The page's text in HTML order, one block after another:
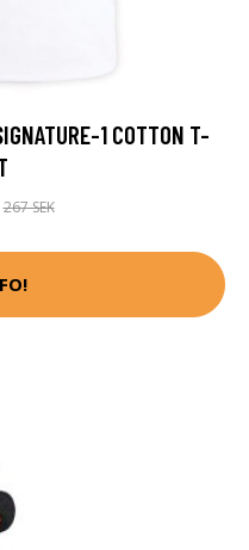
1 COTTON T-
267 SEK